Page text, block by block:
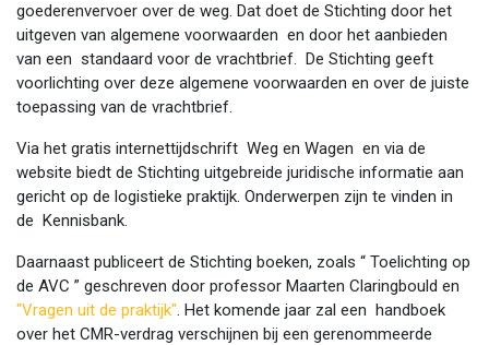
goederenvervoer over de weg. Dat doet de Stichting door het
uitgeven van algemene voorwaarden en door het aanbieden
van een standaard voor de vrachtbrief. De Stichting geeft
voorlichting over deze algemene voorwaarden en over de juiste
toepassing van de vrachtbrief.
Via het gratis internettijdschrift Weg en Wagen en via de
website biedt de Stichting uitgebreide juridische informatie aan
gericht op de logistieke praktijk. Onderwerpen zijn te vinden in
de Kennisbank.
Daarnaast publiceert de Stichting boeken, zoals “ Toelichting op
de AVC ” geschreven door professor Maarten Claringbould en
"Vragen uit de praktijk". Het komende jaar zal een handboek
over het CMR-verdrag verschijnen bij een gerenommeerde